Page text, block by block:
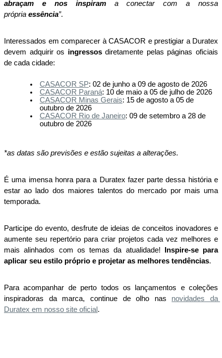
abraçam e nos inspiram a conectar com a nossa
própria essência”.
Interessados em comparecer à CASACOR e prestigiar a Duratex
devem adquirir os ingressos diretamente pelas páginas oficiais
de cada cidade:
CASACOR SP: 02 de junho a 09 de agosto de 2026
CASACOR Paraná: 10 de maio a 05 de julho de 2026
CASACOR Minas Gerais: 15 de agosto a 05 de
outubro de 2026
CASACOR Rio de Janeiro: 09 de setembro a 28 de
outubro de 2026
*as datas são previsões e estão sujeitas a alterações.
É uma imensa honra para a Duratex fazer parte dessa história e
estar ao lado dos maiores talentos do mercado por mais uma
temporada.
Participe do evento, desfrute de ideias de conceitos inovadores e
aumente seu repertório para criar projetos cada vez melhores e
mais alinhados com os temas da atualidade!
Inspire-se para
aplicar seu estilo próprio e projetar as melhores tendências.
Para acompanhar de perto todos os lançamentos e coleções
inspiradoras da marca, continue de olho nas
novidades da
Duratex em nosso site oficial .